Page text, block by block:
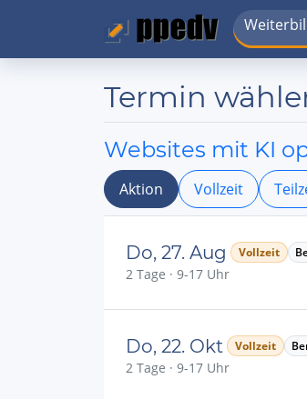
Termin
Websites mit KI
Aktion Vollzeit
Do, 27. Aug Vollzeit
2 Tage · 9-17 Uhr
Do, 22. Okt Vollzeit
2 Tage · 9-17 Uhr